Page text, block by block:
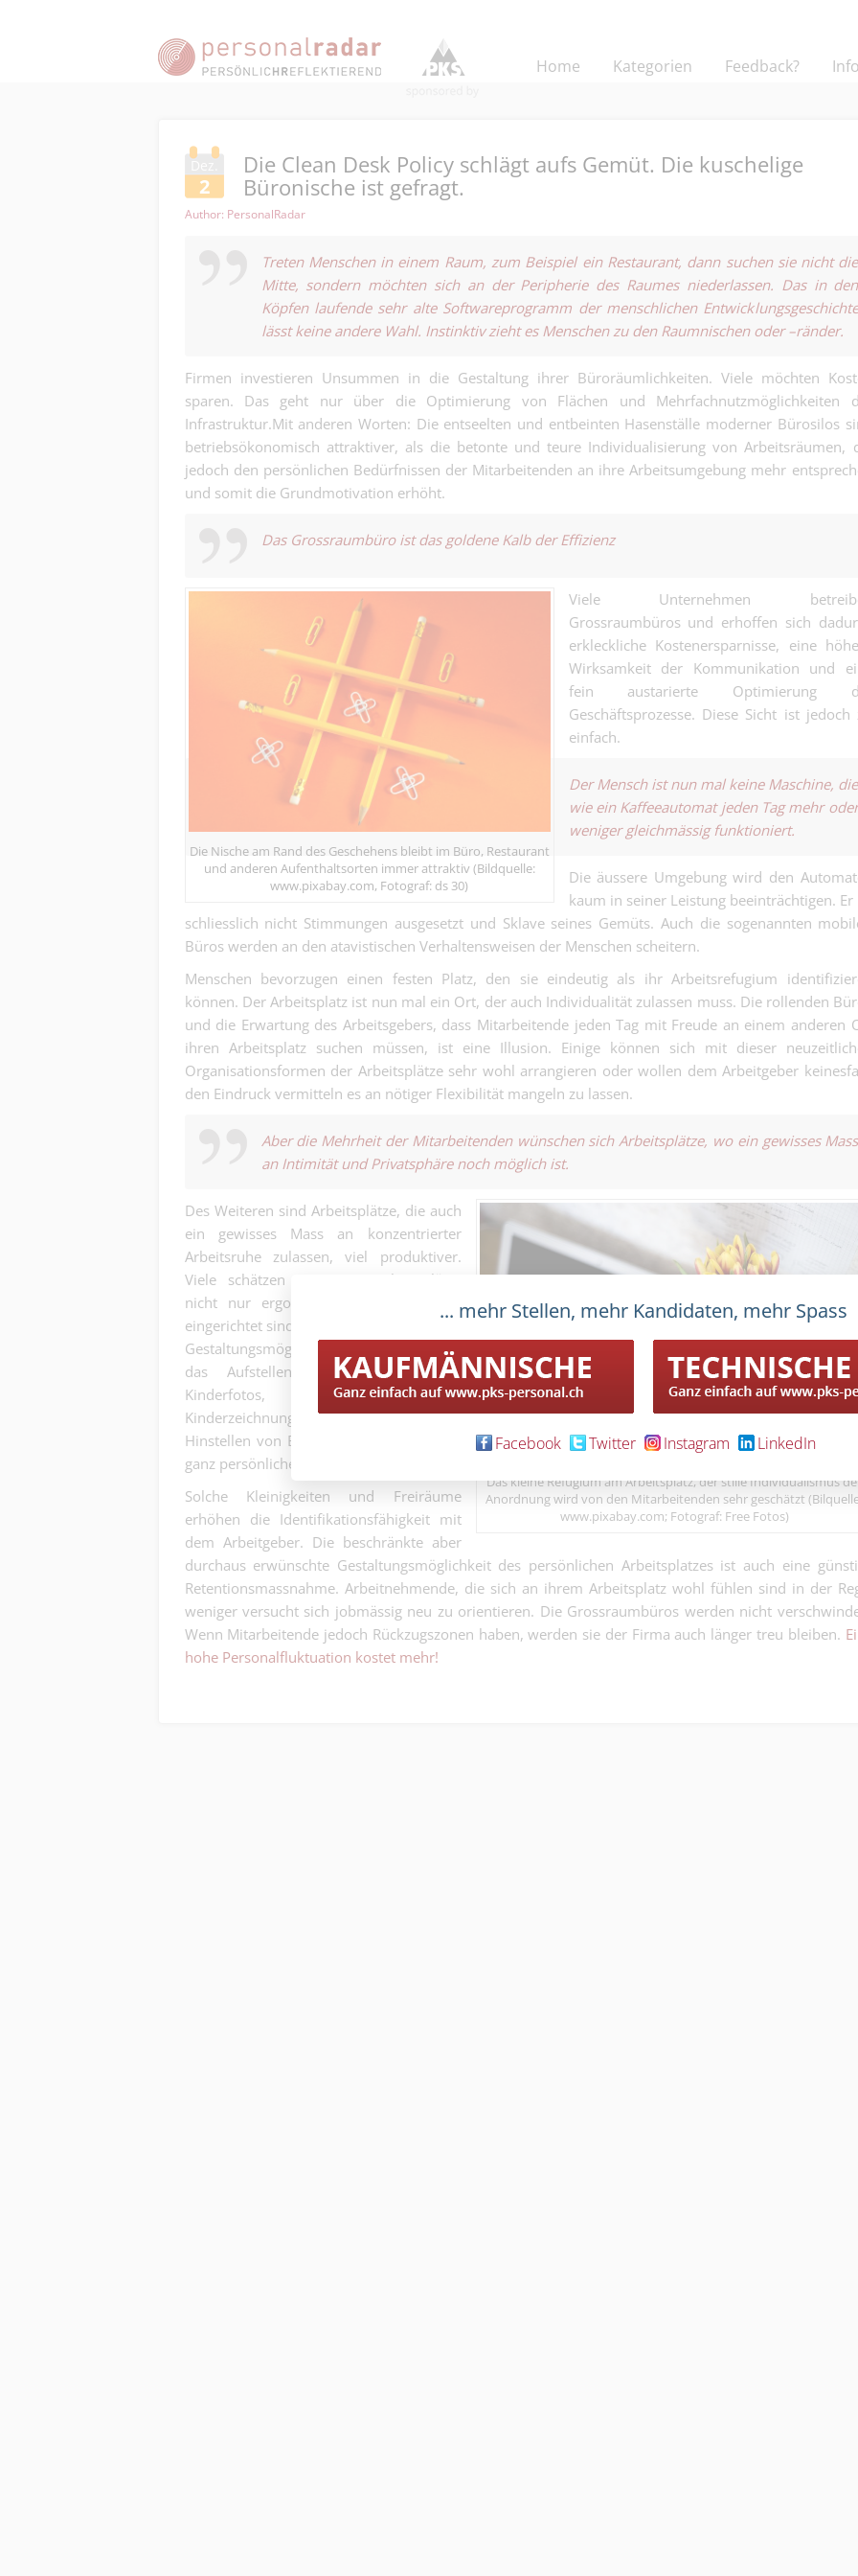
Home Kategorien Feedback? Info
Dez.
2
Die Clean Desk Policy schlägt aufs Gemüt. Die kuschelige
Büronische ist gefragt.
Author: PersonalRadar
Treten Menschen in einem Raum, zum Beispiel ein Restaurant, dann suchen sie nicht die
Mitte, sondern möchten sich an der Peripherie des Raumes niederlassen. Das in den
Köpfen laufende sehr alte Softwareprogramm der menschlichen Entwicklungsgeschichte
lässt keine andere Wahl. Instinktiv zieht es Menschen zu den Raumnischen oder –ränder.
Firmen investieren Unsummen in die Gestaltung ihrer Büroräumlichkeiten. Viele möchten
sparen. Das geht nur über die Optimierung von Flächen und Mehrfachnutzmöglichkeiten
Infrastruktur.Mit anderen Worten: Die entseelten und entbeinten Hasenställe moderner Bürosilos
betriebsökonomisch attraktiver, als die betonte und teure Individualisierung von Arbeitsräumen,
jedoch den persönlichen Bedürfnissen der Mitarbeitenden an ihre Arbeitsumgebung mehr
und somit die Grundmotivation erhöht.
Das Grossraumbüro ist das goldene Kalb der Effizienz
Die Nische am Rand des Geschehens bleibt im Büro, Restaurant
und anderen Aufenthaltsorten immer attraktiv (Bildquelle:
www.pixabay.com, Fotograf: ds 30)
Viele Unternehmen
Grossraumbüros und erhoffen sich
erkleckliche Kostenersparnisse, eine
Wirksamkeit der Kommunikation und
fein austarierte Optimierung
Geschäftsprozesse. Diese Sicht ist jedoch
einfach.
Der Mensch ist nun mal keine Maschine, die
wie ein Kaffeeautomat jeden Tag mehr oder
weniger gleichmässig funktioniert.
Die äussere Umgebung wird den
kaum in seiner Leistung beeinträchtigen. Er
schliesslich nicht Stimmungen ausgesetzt und Sklave seines Gemüts. Auch die sogenannten
Büros werden an den atavistischen Verhaltensweisen der Menschen scheitern.
Menschen bevorzugen einen festen Platz, den sie eindeutig als ihr Arbeitsrefugium
können. Der Arbeitsplatz ist nun mal ein Ort, der auch Individualität zulassen muss. Die rollenden
und die Erwartung des Arbeitsgebers, dass Mitarbeitende jeden Tag mit Freude an einem anderen
ihren Arbeitsplatz suchen müssen, ist eine Illusion. Einige können sich mit dieser
Organisationsformen der Arbeitsplätze sehr wohl arrangieren oder wollen dem Arbeitgeber
den Eindruck vermitteln es an nötiger Flexibilität mangeln zu lassen.
Aber die Mehrheit der Mitarbeitenden wünschen sich Arbeitsplätze, wo ein gewisses Mass
an Intimität und Privatsphäre noch möglich ist.
Das kleine Refugium am Arbeitsplatz, der stille Individualismus
Anordnung wird von den Mitarbeitenden sehr geschätzt
www.pixabay.com; Fotograf: Free Fotos)
Des Weiteren sind Arbeitsplätze, die auch
ein gewisses Mass an konzentrierter
Arbeitsruhe zulassen, viel produktiver.
Viele schätzen es, wenn Arbeitsplätze
nicht nur ergonomisch und funktional
eingerichtet sind, sondern die individuelle
Gestaltungsmöglichkeit wie zum Beispiel
das Aufstellen von Familien- und
Kinderfotos, das Aufhängen von
Kinderzeichnungen oder Bildern, das
Hinstellen von Blumen oder Pflanzen als
ganz persönliche Duftmarke zulassen.
Solche Kleinigkeiten und Freiräume
erhöhen die Identifikationsfähigkeit mit
dem Arbeitgeber. Die beschränkte aber
durchaus erwünschte Gestaltungsmöglichkeit des persönlichen Arbeitsplatzes ist auch eine
Retentionsmassnahme. Arbeitnehmende, die sich an ihrem Arbeitsplatz wohl fühlen sind in der
weniger versucht sich jobmässig neu zu orientieren. Die Grossraumbüros werden nicht
Wenn Mitarbeitende jedoch Rückzugszonen haben, werden sie der Firma auch länger treu bleiben.
hohe Personalfluktuation kostet mehr!
von der
Industrie!.
Logistik - Spedition |
Projektleitung
Mehrwert, statt
Disponent
Landverkehre
bewegen nicht
Frachten. Sie
das Geschäft....
Logistik - Spedition |
Zolldeklarant/
Export 50% -
Davon gibt es
genug....
Projektleiter:in
100% -
Schreinergewerbe |
100% (m/w/d) -
Fehler zu groß.
Einsatz zu
Industrie | Basel
machst
Zukunft hat.
Gebäudetechnik |
Schreiner- und
Präzision, die
Wasserwaagen
Storenbauer
(m/w/d) - du
erfrischenden
damit der
Metallbau | Basel
Mangement
Leiterin Payroll
Betriebsinformatiker
Logistics
Pharma
Logistics Manager
CEO Assistentin
... mehr Stellen, mehr Kandidaten, mehr Spass
Facebook Twitter Instagram LinkedIn